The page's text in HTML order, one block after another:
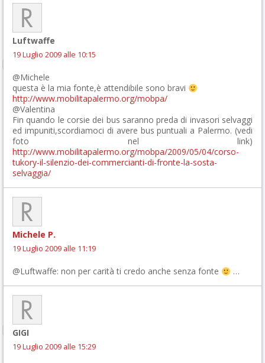
Luftwaffe
19 Luglio 2009 alle 10:15
@Michele
questa è la mia fonte,è attendibile sono bravi
http://www.mobilitapalermo.org/mobpa/
@Valentina
Fin quando le corsie dei bus saranno preda di invasori selvaggi
ed impuniti,scordiamoci di avere bus puntuali a Palermo. (vedi
foto nel link)
http://www.mobilitapalermo.org/mobpa/2009/05/04/corso-
tukory-il-silenzio-dei-commercianti-di-fronte-la-sosta-
selvaggia/
Michele P.
19 Luglio 2009 alle 11:19
@Luftwaffe: non per carità ti credo anche senza fonte …
GIGI
19 Luglio 2009 alle 15:29